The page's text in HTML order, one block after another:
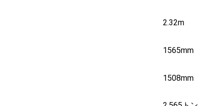
2.32m
1565mm
1508mm